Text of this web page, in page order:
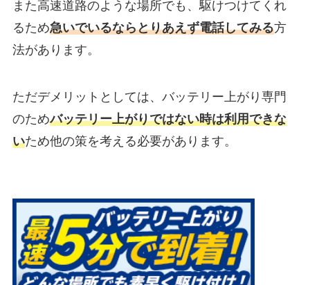
また高速道路のような場所でも、駆けつけてくれ
るため急いでいるならとりあえず電話してみる方
法があります。
ただデメリットとしては、バッテリー上がり専門
のためバッテリー上がりではない時は利用できな
いため他の策を考える必要があります。